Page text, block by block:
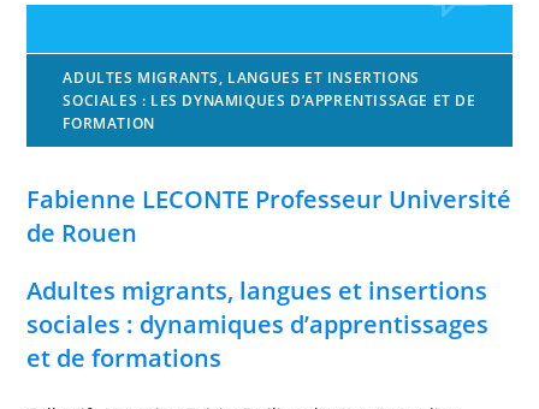
ADULTES MIGRANTS, LANGUES ET INSERTIONS
SOCIALES : LES DYNAMIQUES D’APPRENTISSAGE ET DE
FORMATION
Fabienne LECONTE Professeur Université
de Rouen
Adultes migrants, langues et insertions
sociales : dynamiques d’apprentissages
et de formations